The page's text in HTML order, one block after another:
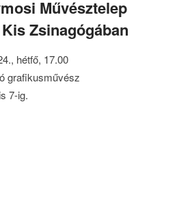
Művésztelep
Zsinagógában
hétfő, 17.00
grafikusművész
7-ig.